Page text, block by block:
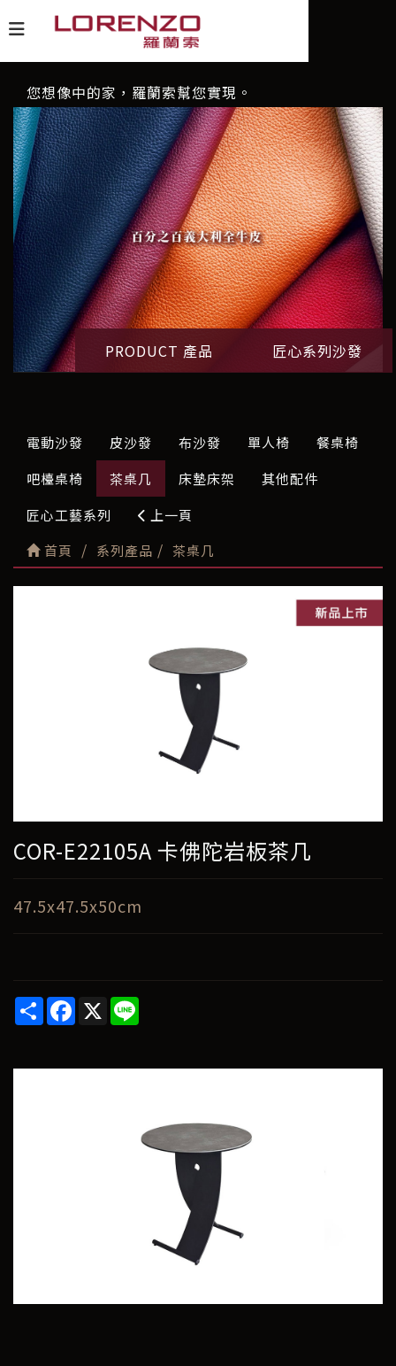
您想像中的家，羅蘭索幫您實現。
PRODUCT 產品 匠心系列沙發
電動沙發 皮沙發 布沙發 單人椅
餐桌椅
吧檯桌椅
茶桌几 床墊床架
其他配件
匠心工藝系列
上一頁
首頁
系列產品 茶桌几
COR-E22105A 卡佛陀岩板茶几
47.5x47.5x50cm
ShareFacebook
X